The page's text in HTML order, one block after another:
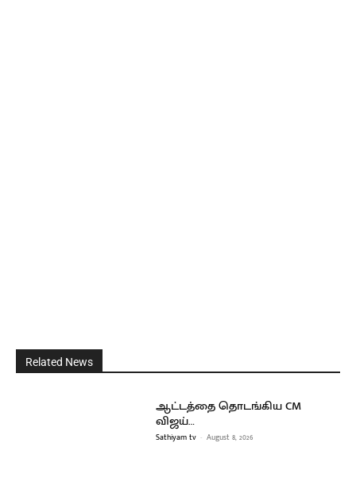
Related News
ஆட்டத்தை தொடங்கிய CM
விஜய்…
Sathiyam tv - August 8, 2026